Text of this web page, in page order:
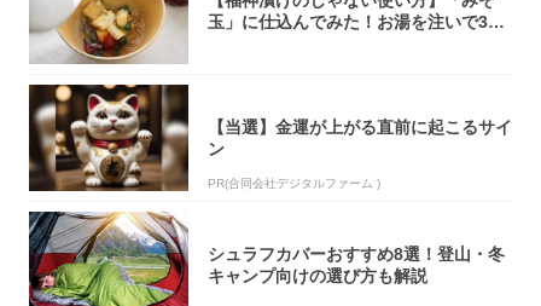
玉」に仕込んでみた！お湯を注いで30
【当選】金運が上がる直前に起こるサイ
ン
PR(合同会社デジタルファーム )
シュラフカバーおすすめ8選！登山・冬
キャンプ向けの選び方も解説